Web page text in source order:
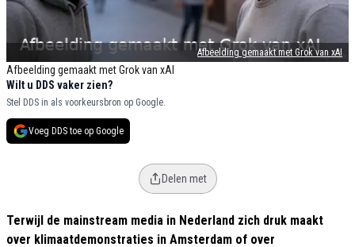
Afbeelding gemaakt met Grok van xAI
Afbeelding gemaakt met Grok van xAI
Wilt u DDS vaker zien?
Stel DDS in als voorkeursbron op Google.
Voeg DDS toe op Google
Delen met
Terwijl de mainstream media in Nederland zich druk maakt
over klimaatdemonstraties in Amsterdam of over